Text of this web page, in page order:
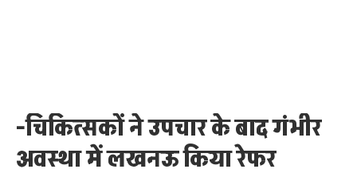
-चिकित्सकों ने उपचार के बाद गंभीर
अवस्था में लखनऊ किया रेफर